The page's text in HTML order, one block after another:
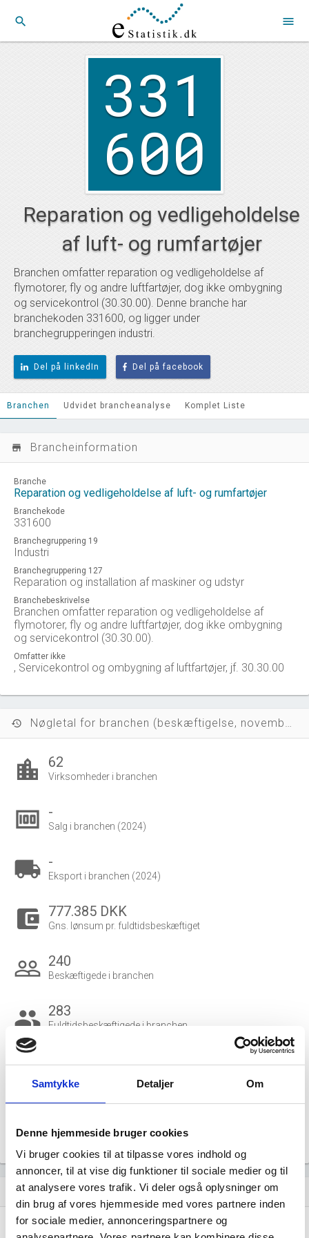
Samtykke Detaljer Om
Denne hjemmeside bruger cookies
Vi bruger cookies til at tilpasse vores indhold og
annoncer, til at vise dig funktioner til sociale medier og til
at analysere vores trafik. Vi deler også oplysninger om
din brug af vores hjemmeside med vores partnere inden
for sociale medier, annonceringspartnere og
search menu
331
600
Reparation og vedligeholdelse
af luft- og rumfartøjer
Branchen omfatter reparation og vedligeholdelse af
flymotorer, fly og andre luftfartøjer, dog ikke ombygning
og servicekontrol (30.30.00). Denne branche har
branchekoden 331600, og ligger under
branchegrupperingen industri.
Del på linkedIn Del på facebook
Branchen Udvidet brancheanalyse Komplet Liste
store_mall_directory Brancheinformation
Branche
Reparation og vedligeholdelse af luft- og rumfartøjer
Branchekode
331600
Branchegruppering 19
Industri
Branchegruppering 127
Reparation og installation af maskiner og udstyr
Branchebeskrivelse
Branchen omfatter reparation og vedligeholdelse af
flymotorer, fly og andre luftfartøjer, dog ikke ombygning
og servicekontrol (30.30.00).
Omfatter ikke
, Servicekontrol og ombygning af luftfartøjer, jf. 30.30.00
history Nøgletal for branchen (beskæftigelse, november 2023)
location_city 62
Virksomheder i branchen
money -
Salg i branchen (2024)
local_shipping -
Eksport i branchen (2024)
account_balance_wallet 777.385 DKK
Gns. lønsum pr. fuldtidsbeskæftiget
people_outline 240
Beskæftigede i branchen
group 283
Fuldtidsbeskæftigede i branchen
36
Gå tilUdvidet brancheanalyse for historiske data.
bar_chart Nye og ophørte virksomheder pr. år
15